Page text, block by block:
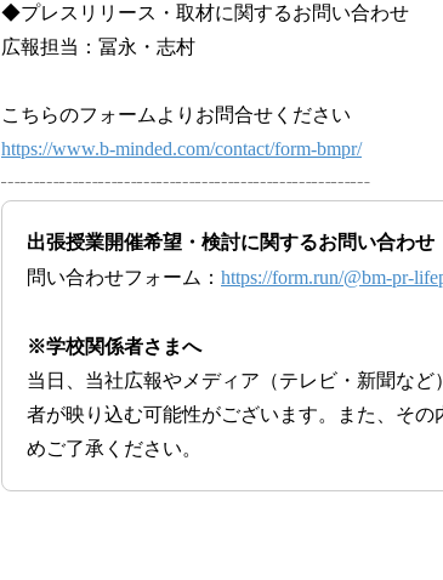
◆プレスリリース・取材に関するお問い合わせ
広報担当：冨永・志村
こちらのフォームよりお問合せください
https://www.b-minded.com/contact/form-bmpr/
┄┄┄┄┄┄┄┄┄┄┄┄┄┄┄┄┄┄┄
出張授業開催希望・検討に関するお問い合わせ
問い合わせフォーム： https://form.run/@bm-pr-
※学校関係者さまへ
当日、当社広報やメディア（テレビ・新聞な
者が映り込む可能性がございます。また、そ
めご了承ください。